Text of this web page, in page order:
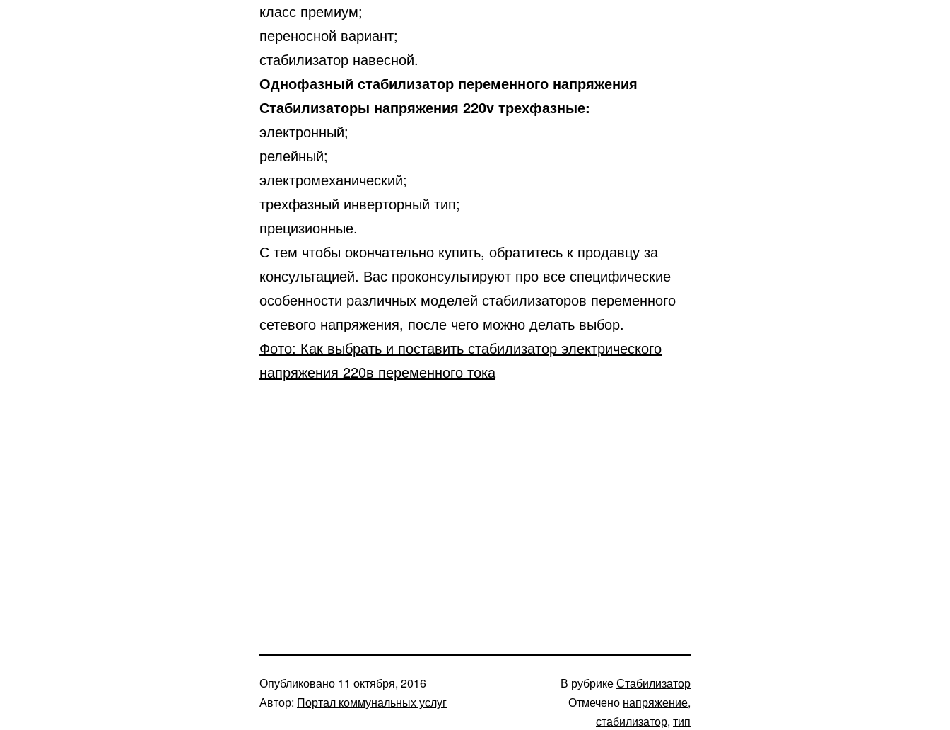
класс премиум;
переносной вариант;
стабилизатор навесной.
Однофазный стабилизатор переменного напряжения
Стабилизаторы напряжения 220v трехфазные:
электронный;
релейный;
электромеханический;
трехфазный инверторный тип;
прецизионные.
С тем чтобы окончательно купить, обратитесь к продавцу за
консультацией. Вас проконсультируют про все специфические
особенности различных моделей стабилизаторов переменного
сетевого напряжения, после чего можно делать выбор.
Фото: Как выбрать и поставить стабилизатор электрического
напряжения 220в переменного тока
Опубликовано 11 октября, 2016
Автор: Портал коммунальных услуг
В рубрикеСтабилизатор
Отмечено напряжение,
стабилизатор, тип